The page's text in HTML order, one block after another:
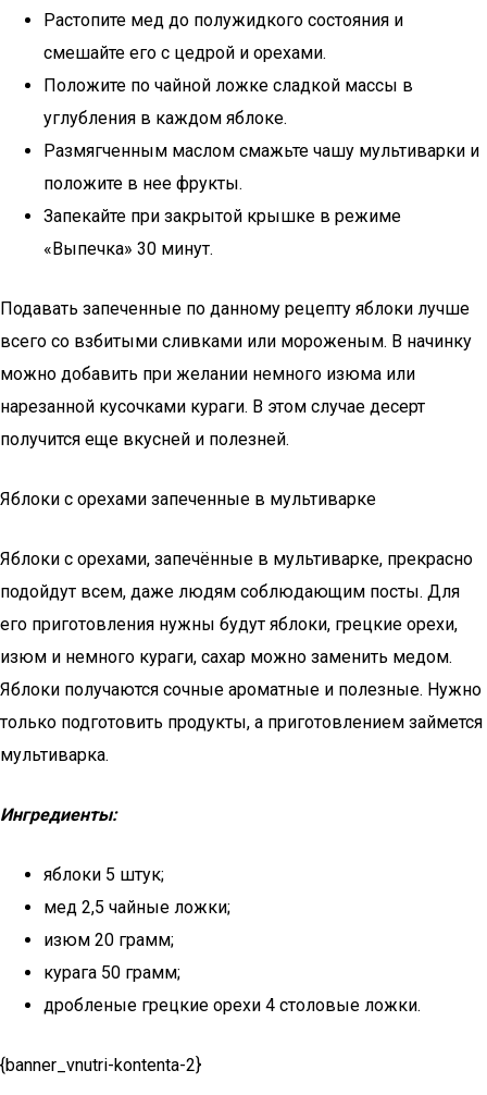
Растопите мед до полужидкого состояния и
смешайте его с цедрой и орехами.
Положите по чайной ложке сладкой массы в
углубления в каждом яблоке.
Размягченным маслом смажьте чашу мультиварки и
положите в нее фрукты.
Запекайте при закрытой крышке в режиме
«Выпечка» 30 минут.
Подавать запеченные по данному рецепту яблоки лучше
всего со взбитыми сливками или мороженым. В начинку
можно добавить при желании немного изюма или
нарезанной кусочками кураги. В этом случае десерт
получится еще вкусней и полезней.
Яблоки с орехами запеченные в мультиварке
Яблоки с орехами, запечённые в мультиварке, прекрасно
подойдут всем, даже людям соблюдающим посты. Для
его приготовления нужны будут яблоки, грецкие орехи,
изюм и немного кураги, сахар можно заменить медом.
Яблоки получаются сочные ароматные и полезные. Нужно
только подготовить продукты, а приготовлением займется
мультиварка.
Ингредиенты:
яблоки 5 штук;
мед 2,5 чайные ложки;
изюм 20 грамм;
курага 50 грамм;
дробленые грецкие орехи 4 столовые ложки.
{banner_vnutri-kontenta-2}